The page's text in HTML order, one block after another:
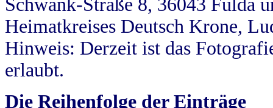
Schwank-Straße 8, 36043 Fulda
Heimatkreises Deutsch Krone,
Hinweis: Derzeit ist das
erlaubt.
Die Reihenfolge der Einträge